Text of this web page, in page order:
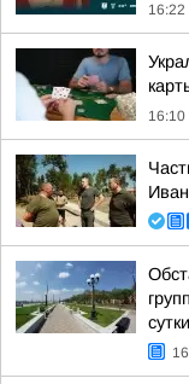
16:22
16:10
сутки